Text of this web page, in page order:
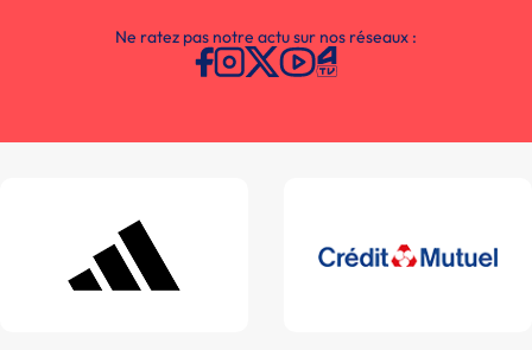
Ne ratez pas notre actu sur nos réseaux :